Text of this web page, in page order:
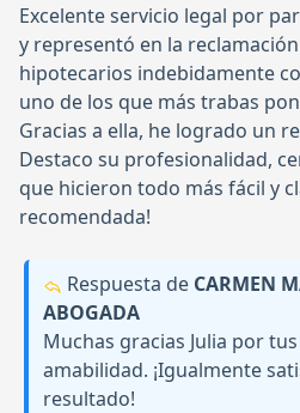
Excelente servicio legal por
y representó en la
hipotecarios indebidamente
uno de los que más trabas
Gracias a ella, he logrado un
Destaco su profesionalidad,
que hicieron todo más fácil y
recomendada!
Respuesta de CARMEN
ABOGADA
Muchas gracias Julia por
amabilidad. ¡Igualmente
resultado!